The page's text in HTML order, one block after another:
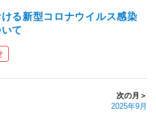
ける新型コロナウイルス感染
て
次の月＞
2025年9月